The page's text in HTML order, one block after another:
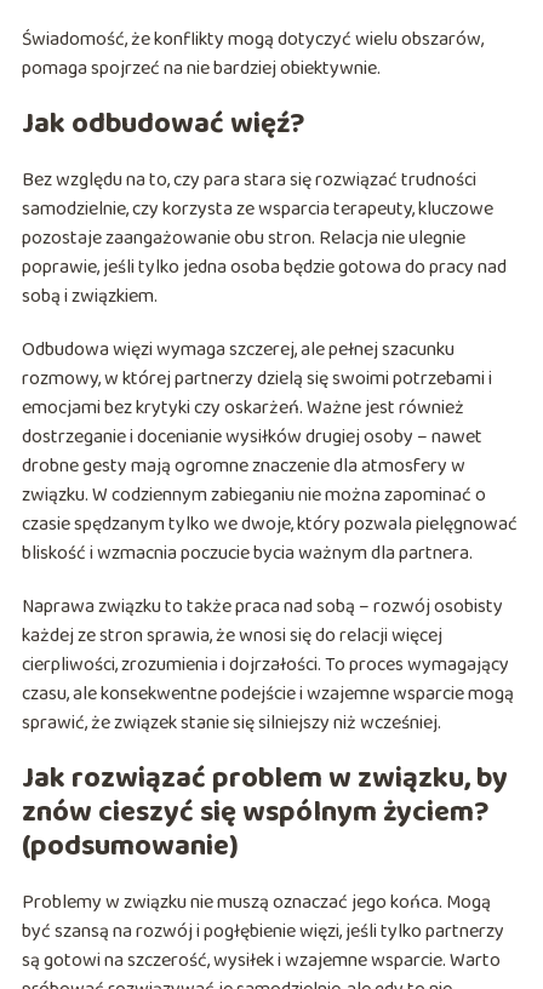
Świadomość, że konflikty mogą dotyczyć wielu obszarów,
pomaga spojrzeć na nie bardziej obiektywnie.
Jak odbudować więź?
Bez względu na to, czy para stara się rozwiązać trudności
samodzielnie, czy korzysta ze wsparcia terapeuty, kluczowe
pozostaje zaangażowanie obu stron. Relacja nie ulegnie
poprawie, jeśli tylko jedna osoba będzie gotowa do pracy nad
sobą i związkiem.
Odbudowa więzi wymaga szczerej, ale pełnej szacunku
rozmowy, w której partnerzy dzielą się swoimi potrzebami i
emocjami bez krytyki czy oskarżeń. Ważne jest również
dostrzeganie i docenianie wysiłków drugiej osoby – nawet
drobne gesty mają ogromne znaczenie dla atmosfery w
związku. W codziennym zabieganiu nie można zapominać o
czasie spędzanym tylko we dwoje, który pozwala pielęgnować
bliskość i wzmacnia poczucie bycia ważnym dla partnera.
Naprawa związku to także praca nad sobą – rozwój osobisty
każdej ze stron sprawia, że wnosi się do relacji więcej
cierpliwości, zrozumienia i dojrzałości. To proces wymagający
czasu, ale konsekwentne podejście i wzajemne wsparcie mogą
sprawić, że związek stanie się silniejszy niż wcześniej.
Jak rozwiązać problem w związku, by
znów cieszyć się wspólnym życiem?
(podsumowanie)
Problemy w związku nie muszą oznaczać jego końca. Mogą
być szansą na rozwój i pogłębienie więzi, jeśli tylko partnerzy
są gotowi na szczerość, wysiłek i wzajemne wsparcie. Warto